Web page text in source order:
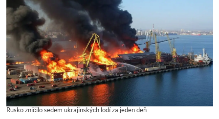
Rusko zničilo sedem ukrajinských lodí za jeden deň